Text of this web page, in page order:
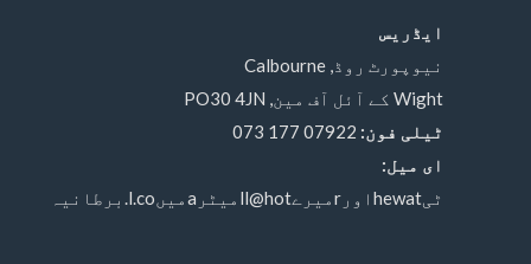
ایڈریس
نیوپورٹ روڈ, Calbourne
Wight کے آئل آف مین, PO30 4JN
ٹیلی فون:
ای میل:
ٹیhewatاورrمیرےll@hotمیٹرaمیںl.co.برطانیہ